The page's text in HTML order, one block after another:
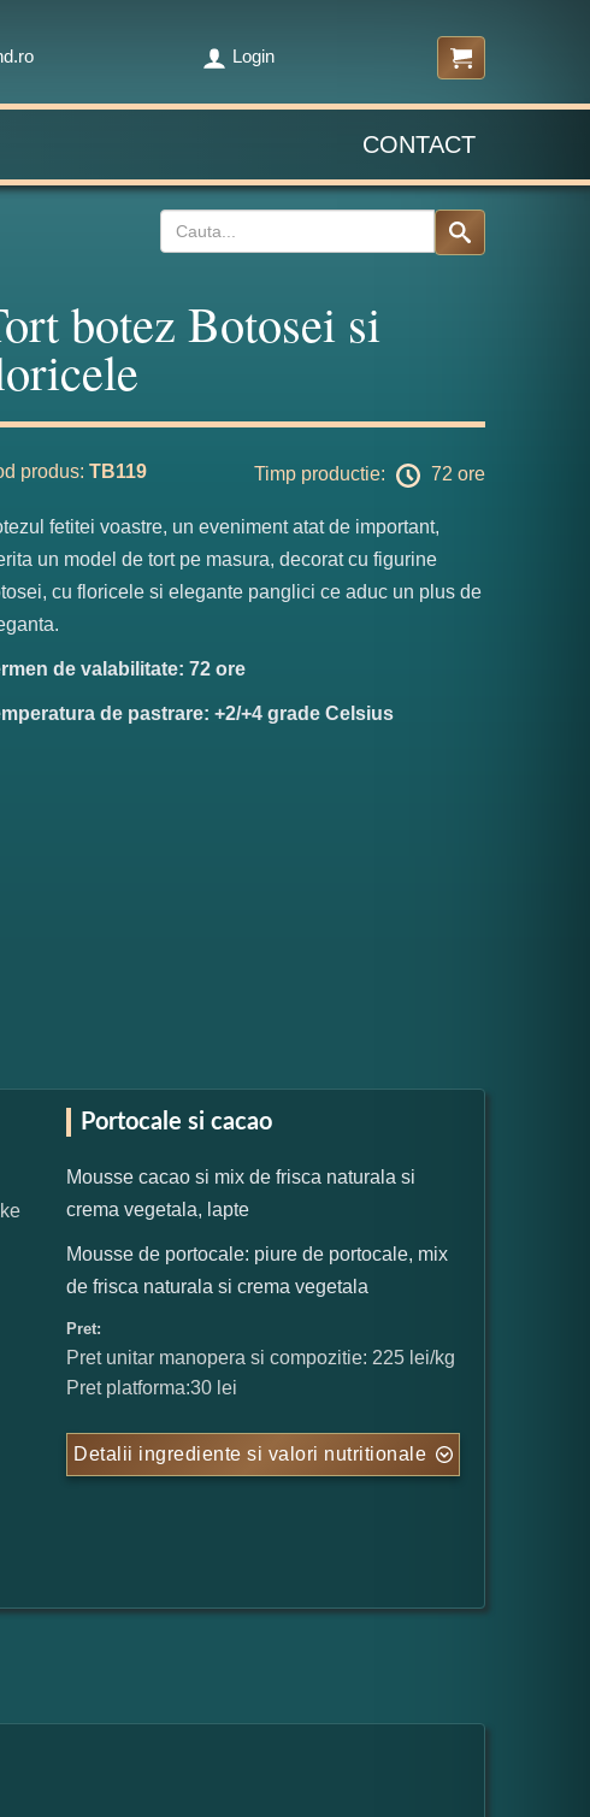
Login
CONTACT
botez Botosei si
produs: TB119 Timp productie: 72 ore
fetitei voastre, un eveniment atat de important,
un model de tort pe masura, decorat cu figurine
cu floricele si elegante panglici ce aduc un plus de
de valabilitate: 72 ore
de pastrare: +2/+4 grade Celsius
Portocale si cacao
Mousse cacao si mix de frisca naturala si
crema vegetala, lapte
Mousse de portocale: piure de portocale, mix
de frisca naturala si crema vegetala
Pret:
Pret unitar manopera si compozitie: 225 lei/kg
Pret platforma:30 lei
Detalii ingrediente si valori nutritionale